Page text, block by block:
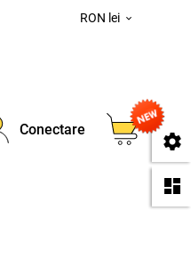
RON lei 
Conectare
0